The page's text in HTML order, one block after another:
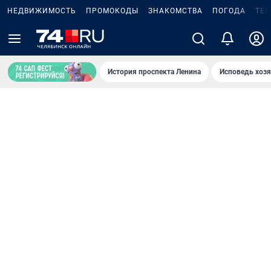
НЕДВИЖИМОСТЬ ПРОМОКОДЫ ЗНАКОМСТВА ПОГОДА
История проспекта Ленина Исповедь